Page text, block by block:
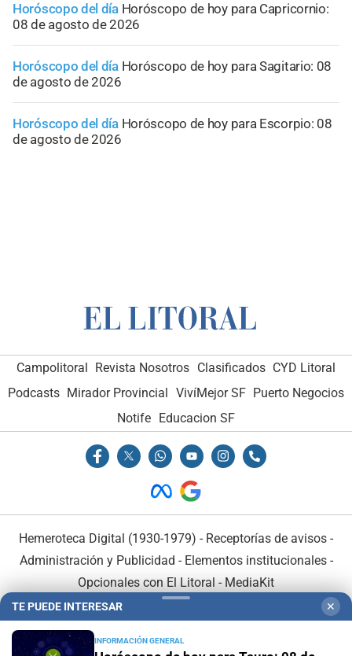
Horóscopo del día Horóscopo de hoy para Capricornio:
08 de agosto de 2026
Horóscopo del día Horóscopo de hoy para Sagitario: 08
de agosto de 2026
Horóscopo del día Horóscopo de hoy para Escorpio: 08
de agosto de 2026
Campolitoral Revista Nosotros Clasificados CYD Litoral
Podcasts Mirador Provincial VivíMejor SF Puerto Negocios
Notife Educacion SF
Hemeroteca Digital (1930-1979) - Receptorías de avisos -
Administración y Publicidad - Elementos institucionales-
Opcionales con El Litoral - MediaKit
TE PUEDE INTERESAR ✕
INFORMACIÓN GENERAL